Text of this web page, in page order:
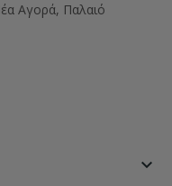
Αγορά, Παλαιό
keyboard_arrow_down